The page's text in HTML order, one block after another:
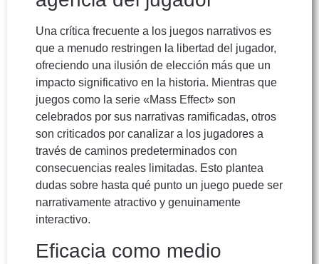
Una crítica frecuente a los juegos narrativos es
que a menudo restringen la libertad del jugador,
ofreciendo una ilusión de elección más que un
impacto significativo en la historia. Mientras que
juegos como la serie «Mass Effect» son
celebrados por sus narrativas ramificadas, otros
son criticados por canalizar a los jugadores a
través de caminos predeterminados con
consecuencias reales limitadas. Esto plantea
dudas sobre hasta qué punto un juego puede ser
narrativamente atractivo y genuinamente
interactivo.
Eficacia como medio